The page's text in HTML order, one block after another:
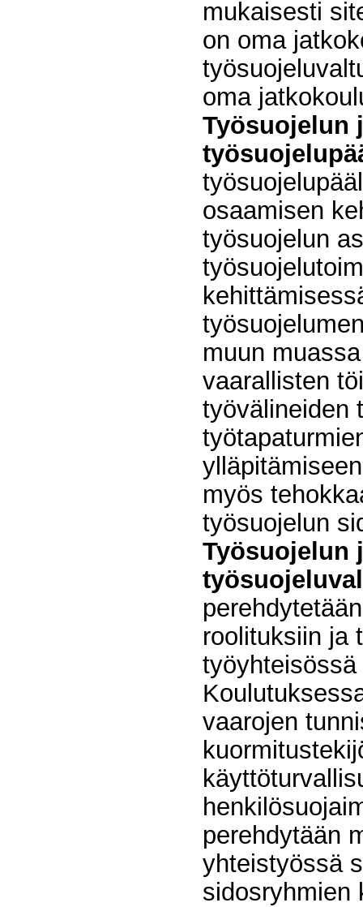
mukaisesti
on oma
oma
Työsuojelun
osaamisen
työsuojelun
muun
vaarallisten
työvälineiden
myös
työsuojelun
Työsuojelun
roolituksiin ja
vaarojen
perehdytään
yhteistyössä